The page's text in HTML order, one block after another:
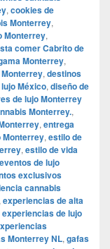
, cookies de
Monterrey,
Monterrey,
comer Cabrito de
Monterrey,
, destinos
México, diseño de
de lujo Monterrey
Monterrey.,
, entrega
Monterrey, estilo de
, estilo de vida
eventos de lujo
exclusivos
cannabis
experiencias de alta
experiencias de lujo
Monterrey NL, gafas